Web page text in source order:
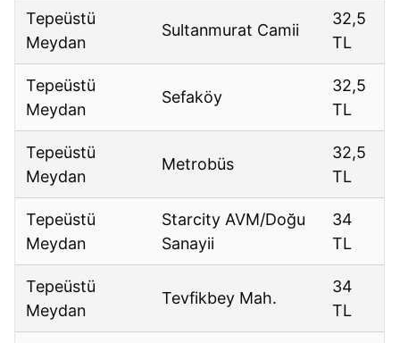
Tepeüstü
Meydan
Sultanmurat Camii
32,5
TL
Tepeüstü
Meydan
Sefaköy
32,5
TL
Tepeüstü
Meydan
Metrobüs
32,5
TL
Tepeüstü
Meydan
Starcity AVM/Doğu
Sanayii
34
TL
Tepeüstü
Meydan
Tevfikbey Mah.
34
TL